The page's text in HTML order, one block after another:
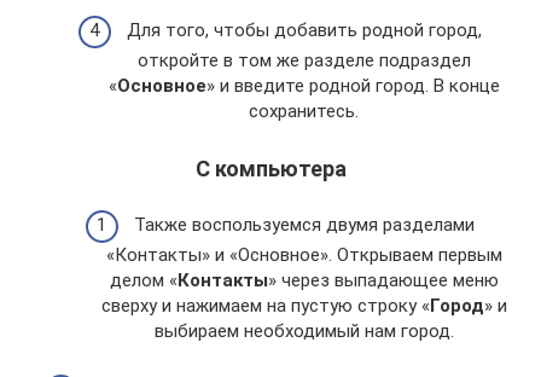
Для того, чтобы добавить родной город,
откройте в том же разделе подраздел
«Основное» и введите родной город. В конце
сохранитесь.
С компьютера
Также воспользуемся двумя разделами
«Контакты» и «Основное». Открываем первым
делом «Контакты» через выпадающее меню
сверху и нажимаем на пустую строку «Город» и
выбираем необходимый нам город.